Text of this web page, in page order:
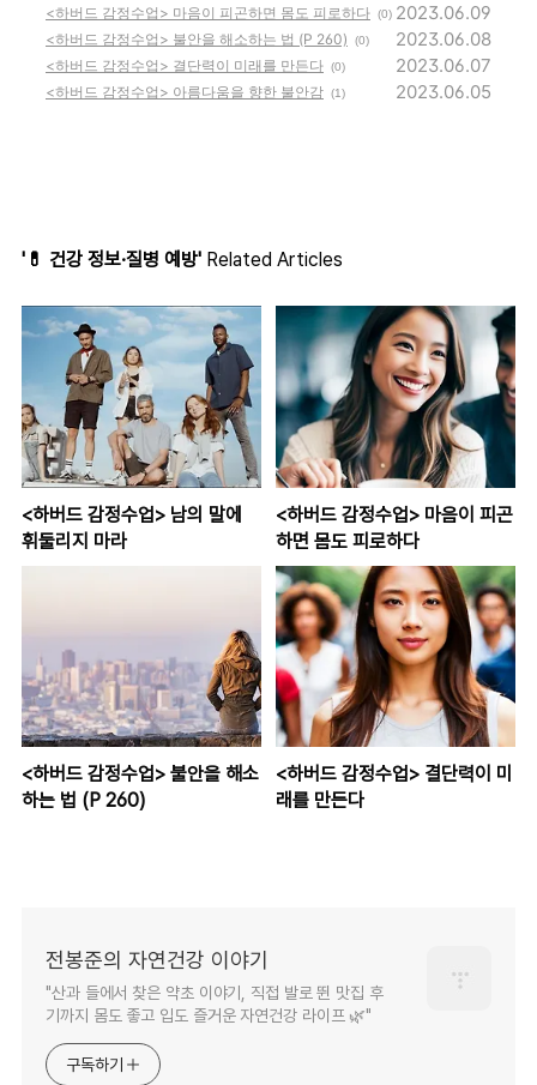
<하버드 감정수업> 마음이 피곤하면 몸도 피로하다 (0) 2023.06.09
<하버드 감정수업> 불안을 해소하는 법 (P 260) (0) 2023.06.08
<하버드 감정수업> 결단력이 미래를 만든다 (0) 2023.06.07
<하버드 감정수업> 아름다움을 향한 불안감 (1) 2023.06.05
'💊 건강 정보·질병 예방' Related Articles
<하버드 감정수업> 남의 말에
휘둘리지 마라
<하버드 감정수업> 마음이 피곤
하면 몸도 피로하다
<하버드 감정수업> 불안을 해소
하는 법 (P 260)
<하버드 감정수업> 결단력이 미
래를 만든다
전봉준의 자연건강 이야기
"산과 들에서 찾은 약초 이야기, 직접 발로 뛴 맛집 후
기까지 몸도 좋고 입도 즐거운 자연건강 라이프 🌿"
구독하기